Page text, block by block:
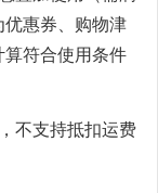
优惠券、购物津
算符合使用条件
不支持抵扣运费